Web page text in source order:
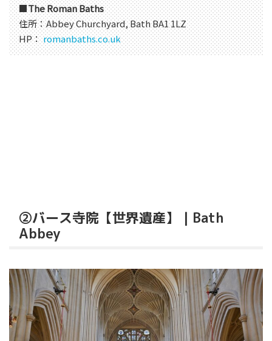
■The Roman Baths
住所：Abbey Churchyard, Bath BA1 1LZ
HP：romanbaths.co.uk
②バース寺院【世界遺産】｜Bath
Abbey